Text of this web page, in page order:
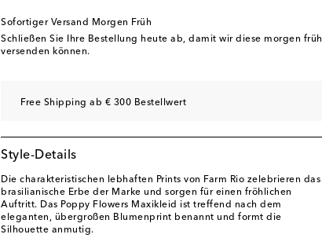
Sofortiger Versand Morgen Früh
Schließen Sie Ihre Bestellung heute ab, damit wir diese morgen früh
versenden können.
Free Shipping ab € 300 Bestellwert
Style-Details
Die charakteristischen lebhaften Prints von Farm Rio zelebrieren das
brasilianische Erbe der Marke und sorgen für einen fröhlichen
Auftritt. Das Poppy Flowers Maxikleid ist treffend nach dem
eleganten, übergroßen Blumenprint benannt und formt die
Silhouette anmutig.